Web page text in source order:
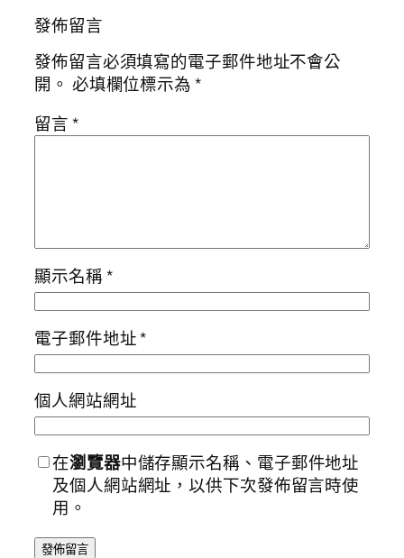
發佈留言
發佈留言必須填寫的電子郵件地址不會公
開。 必填欄位標示為*
留言*
顯示名稱*
電子郵件地址*
個人網站網址
在瀏覽器中儲存顯示名稱、電子郵件地址
及個人網站網址，以供下次發佈留言時使
用。